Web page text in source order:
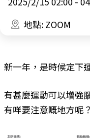
地點: ZOOM
新一年，是時候定下
有甚麼運動可以增強
有咩要注意嘅地方呢？